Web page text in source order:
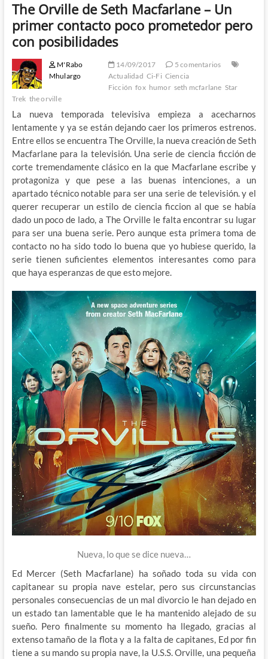
The Orville de Seth Macfarlane – Un
primer contacto poco prometedor pero
con posibilidades
M'Rabo
Mhulargo
14/09/2017
5 comentarios
Actualidad Ci-Fi Ciencia
Ficción fox humor seth mcfarlane Star
Trek the orville
La nueva temporada televisiva empieza a acecharnos
lentamente y ya se están dejando caer los primeros estrenos.
Entre ellos se encuentra The Orville, la nueva creación de Seth
Macfarlane para la televisión. Una serie de ciencia ficción de
corte tremendamente clásico en la que Macfarlane escribe y
protagoniza y que pese a las buenas intenciones, a un
apartado técnico notable para ser una serie de televisión. y el
querer recuperar un estilo de ciencia ficcion al que se había
dado un poco de lado, a The Orville le falta encontrar su lugar
para ser una buena serie. Pero aunque esta primera toma de
contacto no ha sido todo lo buena que yo hubiese querido, la
serie tienen suficientes elementos interesantes como para
que haya esperanzas de que esto mejore.
Nueva, lo que se dice nueva…
Ed Mercer (Seth Macfarlane) ha soñado toda su vida con
capitanear su propia nave estelar, pero sus circunstancias
personales consecuencias de un mal divorcio le han dejado en
un estado tan lamentable que le ha mantenido alejado de su
sueño. Pero finalmente su momento ha llegado, gracias al
extenso tamaño de la flota y a la falta de capitanes, Ed por fin
tiene a su mando su propia nave, la U.S.S. Orville, una pequeña